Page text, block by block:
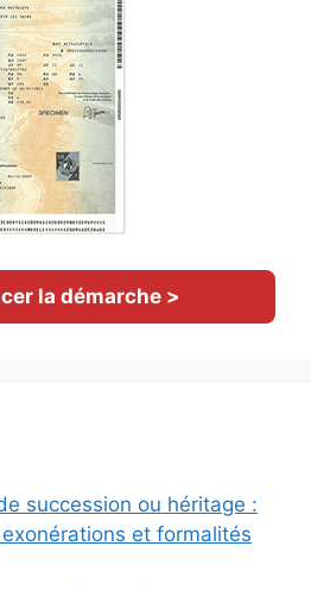
la démarche >
succession ou héritage :
et formalités